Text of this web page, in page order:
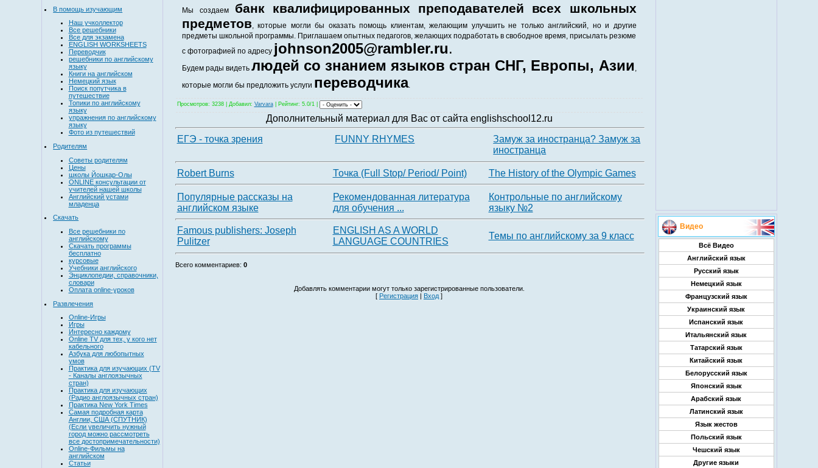
В помощь изучающим
Наш учколлектор
Все решебники
Все для экзамена
ENGLISH WORKSHEETS
Переводчик
решебники по английскому
языку
Книги на английском
Немецкий язык
Поиск попутчика в
путешествие
Топики по английскому
языку
упражнения по английскому
языку
Фото из путешествий
Родителям
Советы родителям
Цены
школы Йошкар-Олы
ONLINE консультации от
учителей нашей школы
Английский устами
младенца
Скачать
Все решебники по
английскому
Скачать программы
бесплатно
курсовые
Учебники английского
Энциклопедии, справочники,
словари
Оплата online-уроков
Развлечения
Online-Игры
Игры
Интересно каждому
Online TV для тех, у кого нет
кабельного
Азбука для любопытных
умов
Практика для изучающих (TV
- Каналы англоязычных
стран)
Практика для изучающих
(Радио англоязычных стран)
Практика New York Times
Самая подробная карта
Англии, США (СПУТНИК)
(Если увеличить нужный
город можно рассмотреть
все достопримечательности)
Online-Фильмы на
английском
Статьи
Мы создаем банк квалифицированных преподавателей всех школьных
предметов , которые могли бы оказать помощь клиентам, желающим улучшить не только английский, но и другие
предметы школьной программы. Приглашаем опытных педагогов, желающих подработать в свободное время, присылать резюме
с фотографией по адресу johnson2005@rambler.ru.
Будем рады видеть людей со знанием языков стран СНГ, Европы, Азии
которые могли бы предложить услуги переводчика.
Просмотров: 3238 | Добавил: Varvara| Рейтинг: 5.0/1 |
Дополнительный материал для Вас от сайта englishschool12.ru
ЕГЭ - точка зрения FUNNY RHYMES
Замуж за иностранца? Замуж за
иностранца
Robert Burns Точка (Full Stop/ Period/ Point) The History of the Olympic Games
Популярные рассказы на
английском языке
Рекомендованная литература
для обучения ...
Контрольные по английскому
языку №2
Famous publishers: Joseph
Pulitzer
ENGLISH AS A WORLD
LANGUAGE COUNTRIES
Темы по английскому за 9 класс
Всего комментариев: 0
Добавлять комментарии могут только зарегистрированные пользователи.
[ Регистрация | Вход ]
Видео
Всё Видео
Английский язык
Русский язык
Немецкий язык
Французский язык
Украинский язык
Испанский язык
Итальянский язык
Татарский язык
Китайский язык
Белорусский язык
Японский язык
Арабский язык
Латинский язык
Язык жестов
Польский язык
Чешский язык
Другие языки